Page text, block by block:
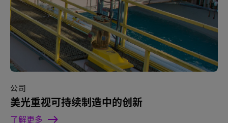
公司
美光重视可持续制造中的创新
了解更多